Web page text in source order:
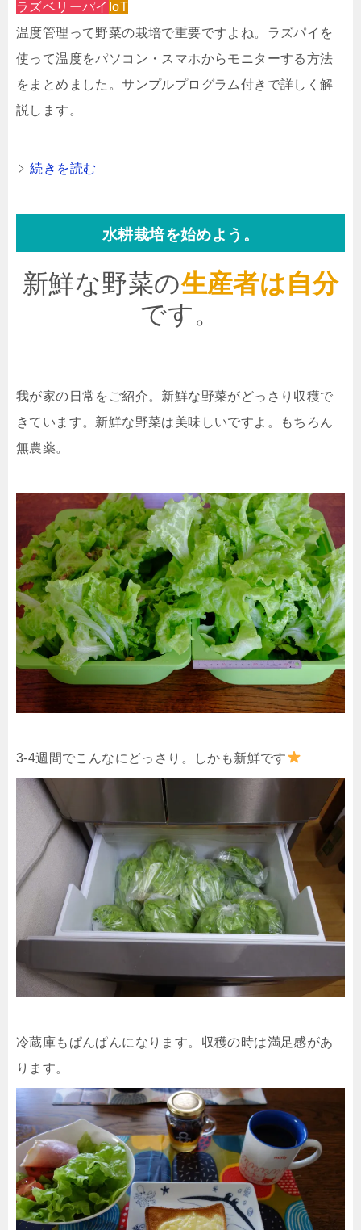
ラズベリーパイ IoT
温度管理って野菜の栽培で重要ですよね。ラズパイを
使って温度をパソコン・スマホからモニターする方法
をまとめました。サンプルプログラム付きで詳しく解
説します。
続きを読む
水耕栽培を始めよう。
新鮮な野菜の生産者は自分
です。
我が家の日常をご紹介。新鮮な野菜がどっさり収穫で
きています。新鮮な野菜は美味しいですよ。もちろん
無農薬。
3-4週間でこんなにどっさり。しかも新鮮です
冷蔵庫もぱんぱんになります。収穫の時は満足感があ
ります。